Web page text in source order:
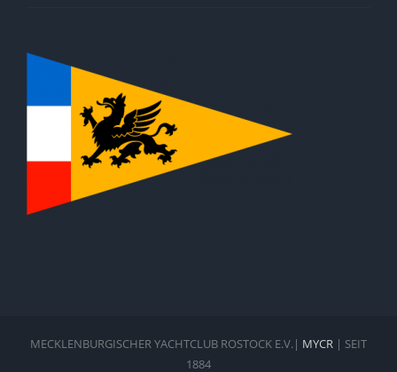
MECKLENBURGISCHER YACHTCLUB ROSTOCK E.V.| MYCR | SEIT
1884